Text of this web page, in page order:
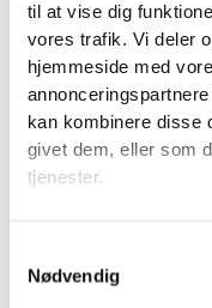
til at vise dig
vores trafik. Vi deler
hjemmeside med
kan kombinere disse
givet dem, eller som
tjenester.
Nødvendig